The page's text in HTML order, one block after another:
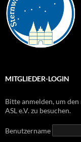
MITGLIEDER-LOGIN
Bitte anmelden, um
ASL e.V. zu besuchen.
Benutzername